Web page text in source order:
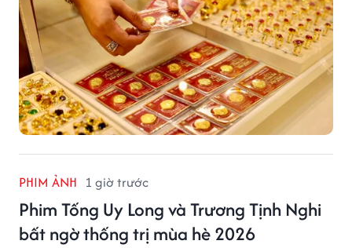
PHIM ẢNH 1 giờ trước
Phim Tống Uy Long và Trương Tịnh Nghi
bất ngờ thống trị mùa hè 2026